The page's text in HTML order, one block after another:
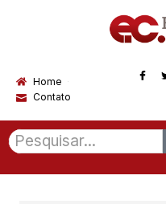
Home
Contato